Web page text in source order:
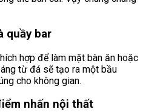
quầy bar
hợp để làm mặt bàn ăn hoặc
từ đá sẽ tạo ra một bầu
cho không gian.
nhấn nội thất